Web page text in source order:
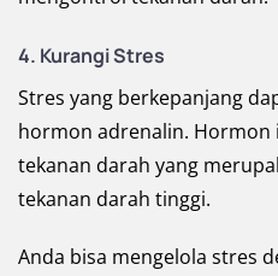
4. Kurangi Stres
Stres yang berkepanjang
hormon adrenalin. Hormon
tekanan darah yang
tekanan darah tinggi.
Anda bisa mengelola stres